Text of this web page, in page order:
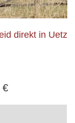
direkt in Uetz
€